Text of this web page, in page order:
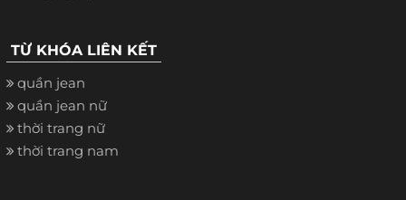
TỪ KHÓA LIÊN KẾT
quần jean
quần jean nữ
thời trang nữ
thời trang nam